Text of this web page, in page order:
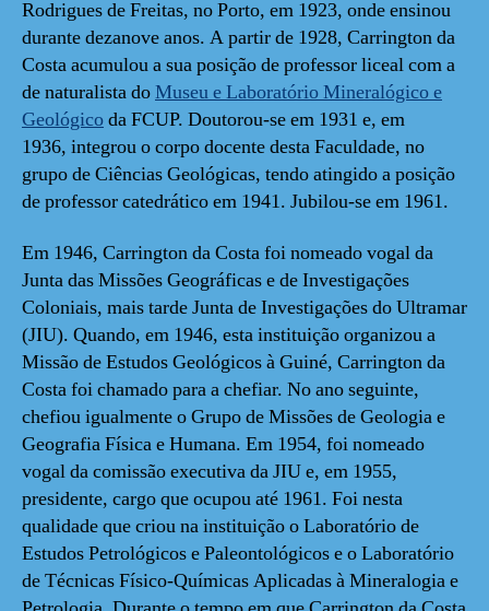
Rodrigues de Freitas, no Porto, em 1923, onde ensinou
durante dezanove anos. A partir de 1928, Carrington da
Costa acumulou a sua posição de professor liceal com a
de naturalista doMuseu e Laboratório Mineralógico e
Geológicoda FCUP. Doutorou-se em 1931 e, em
1936, integrou o corpo docente desta Faculdade, no
grupo de Ciências Geológicas, tendo atingido a posição
de professor catedrático em 1941. Jubilou-se em 1961.
Em 1946, Carrington da Costa foi nomeado vogal da
Junta das Missões Geográficas e de Investigações
Coloniais, mais tarde Junta de Investigações do Ultramar
(JIU). Quando, em 1946, esta instituição organizou a
Missão de Estudos Geológicos à Guiné, Carrington da
Costa foi chamado para a chefiar. No ano seguinte,
chefiou igualmente o Grupo de Missões de Geologia e
Geografia Física e Humana. Em 1954, foi nomeado
vogal da comissão executiva da JIU e, em 1955,
presidente, cargo que ocupou até 1961. Foi nesta
qualidade que criou na instituição o Laboratório de
Estudos Petrológicos e Paleontológicos e o Laboratório
de Técnicas Físico-Químicas Aplicadas à Mineralogia e